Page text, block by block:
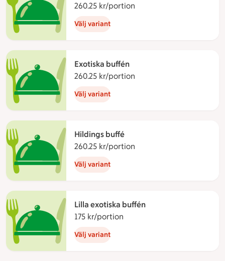
260.25 kr/portion
Välj variant
Exotiska buffén
260.25 kr/portion
Välj variant
Hildings buffé
260.25 kr/portion
Välj variant
Lilla exotiska buffén
175 kr/portion
Välj variant